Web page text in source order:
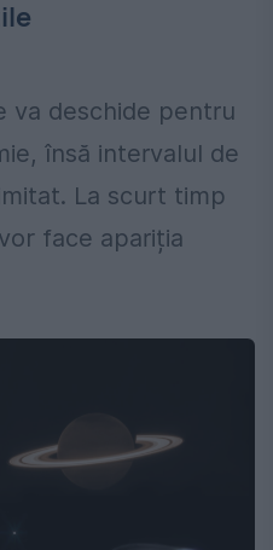
va deschide pentru
însă intervalul de
La scurt timp
face apariția